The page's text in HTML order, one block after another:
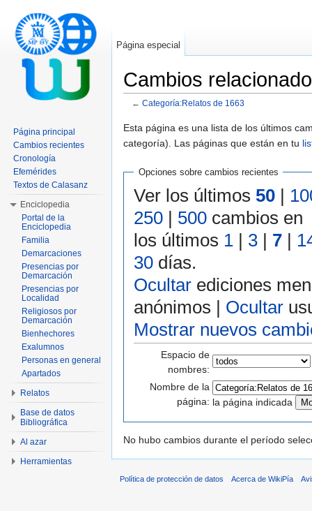
Cambios
← Categoría:Relatos de 1663
Esta página es una lista de los últimos
categoría). Las páginas que están en tu
Opciones sobre cambios recientes
Ver los últimos 50 |
250 | 500 cambios en
los últimos 1 | 3 | 7 |
30 días.
Ocultar ediciones
anónimos | Ocultar
Mostrar nuevos
Espacio de
nombres:
Nombre de la
página: la página indicada
No hubo cambios durante el período
Página especial
Página principal
Cambios recientes
Cronología
Efemérides
Textos de Calasanz
Enciclopedia
Portal de la
Enciclopedia
Familia
Demarcaciones
Presencias por
Demarcación
Presencias por
Localidad
Religiosos por
Demarcación
Bienhechores
Exalumnos
Personas en general
Apartados
Relatos
Base de datos
Bibliográfica
Al azar
Herramientas
Política de protección de datos Acerca de WikiPía